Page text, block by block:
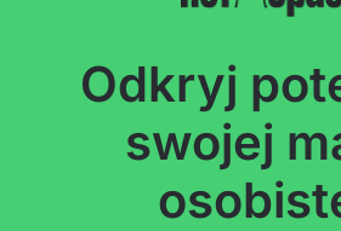
Odkryj
swojej